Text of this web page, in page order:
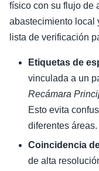
físico con su flujo de
abastecimiento local
lista de verificación
Etiquetas de
vinculada a un
Recámara
Esto evita
diferentes áreas.
Coincidencia
de alta